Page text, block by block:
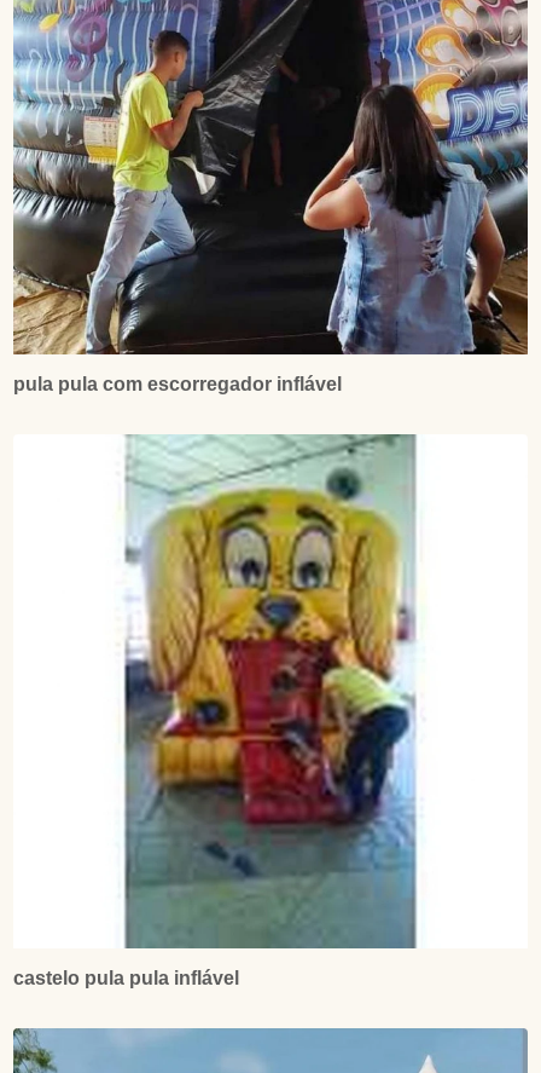
pula pula com escorregador inflável
castelo pula pula inflável